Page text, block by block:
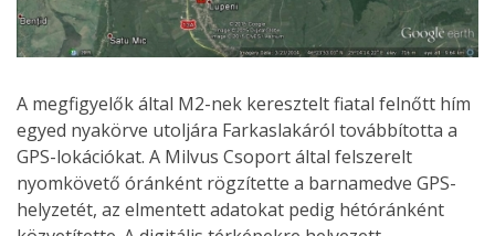
A megfigyelők által M2-nek keresztelt fiatal felnőtt hím
egyed nyakörve utoljára Farkaslakáról továbbította a
GPS-lokációkat. A Milvus Csoport által felszerelt
nyomkövető óránként rögzítette a barnamedve GPS-
helyzetét, az elmentett adatokat pedig hétóránként